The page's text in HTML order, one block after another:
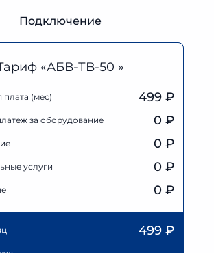
Подключение
«АБВ-ТВ-50 »
плата (мес) 499 ₽
за оборудование 0 ₽
0 ₽
услуги 0 ₽
0 ₽
499 ₽